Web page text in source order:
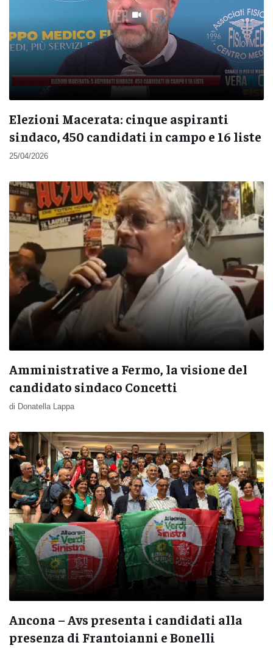
Elezioni Macerata: cinque aspiranti
sindaco, 450 candidati in campo e 16 liste
25/04/2026
Amministrative a Fermo, la visione del
candidato sindaco Concetti
di Donatella Lappa
Ancona – Avs presenta i candidati alla
presenza di Frantoianni e Bonelli